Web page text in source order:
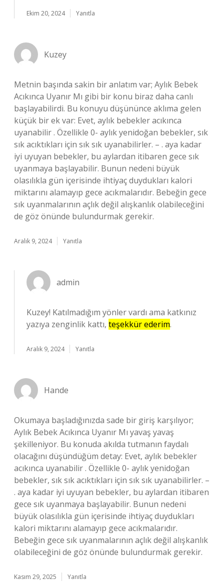
Ekim 20, 2024 Yanıtla
Kuzey
Metnin başında sakin bir anlatım var; Aylık Bebek
Acıkınca Uyanır Mı gibi bir konu biraz daha canlı
başlayabilirdi. Bu konuyu düşününce aklıma gelen
küçük bir ek var: Evet, aylık bebekler acıkınca
uyanabilir . Özellikle 0- aylık yenidoğan bebekler, sık
sık acıktıkları için sık sık uyanabilirler. – . aya kadar
iyi uyuyan bebekler, bu aylardan itibaren gece sık
uyanmaya başlayabilir. Bunun nedeni büyük
olasılıkla gün içerisinde ihtiyaç duydukları kalori
miktarını alamayıp gece acıkmalarıdır. Bebeğin gece
sık uyanmalarının açlık değil alışkanlık olabileceğini
de göz önünde bulundurmak gerekir.
Aralık 9, 2024 Yanıtla
admin
Kuzey! Katılmadığım yönler vardı ama katkınız
yazıya zenginlik kattı, teşekkür ederim.
Aralık 9, 2024 Yanıtla
Hande
Okumaya başladığınızda sade bir giriş karşılıyor;
Aylık Bebek Acıkınca Uyanır Mı yavaş yavaş
şekilleniyor. Bu konuda akılda tutmanın faydalı
olacağını düşündüğüm detay: Evet, aylık bebekler
acıkınca uyanabilir . Özellikle 0- aylık yenidoğan
bebekler, sık sık acıktıkları için sık sık uyanabilirler. –
. aya kadar iyi uyuyan bebekler, bu aylardan itibaren
gece sık uyanmaya başlayabilir. Bunun nedeni
büyük olasılıkla gün içerisinde ihtiyaç duydukları
kalori miktarını alamayıp gece acıkmalarıdır.
Bebeğin gece sık uyanmalarının açlık değil alışkanlık
olabileceğini de göz önünde bulundurmak gerekir.
Kasım 29, 2025 Yanıtla